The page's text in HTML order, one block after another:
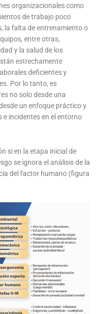
organizacionales como
de trabajo poco
la falta de entrenamiento o
entre otras,
y la salud de los
estrechamente
deficientes y
Por lo tanto, es
no solo desde una
un enfoque práctico y
incidentes en el entorno
si en la etapa inicial de
se ignora el análisis de la
del factor humano (figura